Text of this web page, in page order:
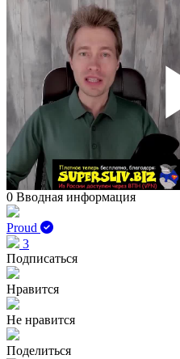
0 Вводная информация
Proud
3
Подписаться
Нравится
Не нравится
Поделиться